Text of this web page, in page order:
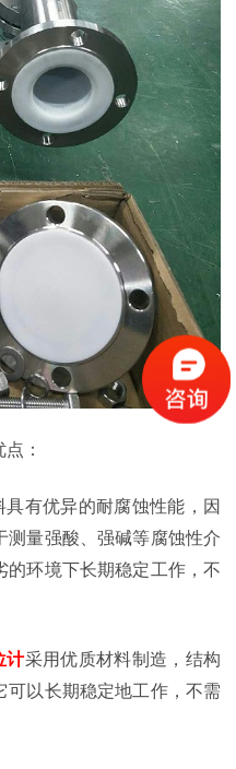
：
有优异的耐腐蚀性能，因
测量强酸、强碱等腐蚀性介
的环境下长期稳定工作，不
计采用优质材料制造，结构
可以长期稳定地工作，不需